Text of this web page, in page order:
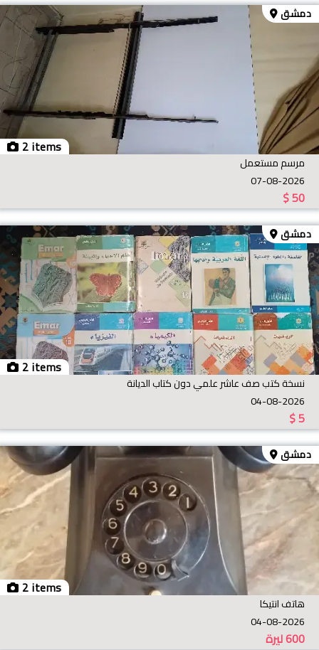
2 items
دمشق
مرسم مستعمل
07-08-2026
$50
2 items
دمشق
نسخة كتب صف عاشر علمي دون كتاب الديانة
04-08-2026
$5
2 items
دمشق
هاتف انتيكا
04-08-2026
ليرة600